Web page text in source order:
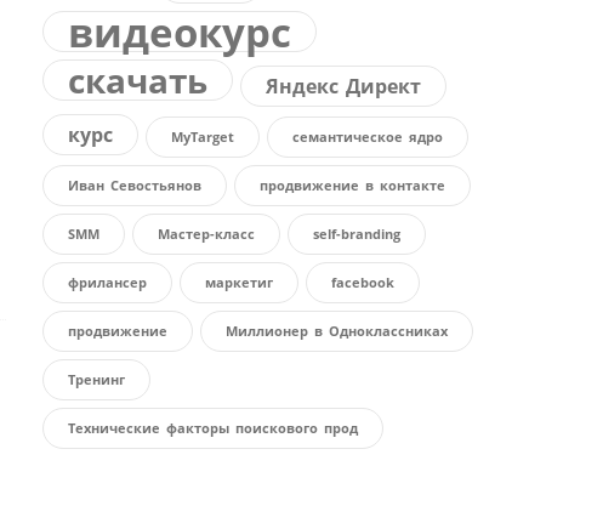
видеокурс
скачать
Яндекс Директ
курс
MyTarget семантическое ядро
Иван Севостьянов продвижение в контакте
SMM Мастер-класс self-branding
фрилансер маркетиг facebook
продвижение Миллионер в Одноклассниках
Тренинг
Технические факторы поискового прод